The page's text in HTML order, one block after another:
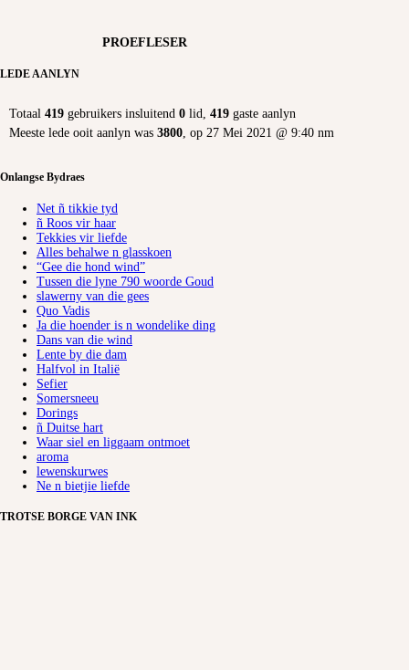
PROEFLESER
LEDE AANLYN
Totaal 419 gebruikers insluitend 0 lid, 419 gaste aanlyn
Meeste lede ooit aanlyn was 3800, op 27 Mei 2021 @ 9:40 nm
Onlangse Bydraes
Net ñ tikkie tyd
ñ Roos vir haar
Tekkies vir liefde
Alles behalwe n glasskoen
“Gee die hond wind”
Tussen die lyne 790 woorde Goud
slawerny van die gees
Quo Vadis
Ja die hoender is n wondelike ding
Dans van die wind
Lente by die dam
Halfvol in Italië
Sefier
Somersneeu
Dorings
ñ Duitse hart
Waar siel en liggaam ontmoet
aroma
lewenskurwes
Ne n bietjie liefde
TROTSE BORGE VAN INK